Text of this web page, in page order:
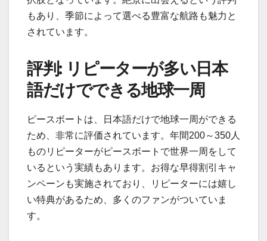
もあり、季節によって選べる豊富な航路も魅力と
されています。
評判: リピーターが多い日本
語だけでできる地球一周
ピースボートは、日本語だけで地球一周ができる
ため、非常に評価されています。年間200～350人
ものリピーターがピースボートで世界一周をして
いるという実績もあります。お得な早得割引キャ
ンペーンも実施されており、リピーターには嬉し
い特典があるため、多くのファンがついていま
す。